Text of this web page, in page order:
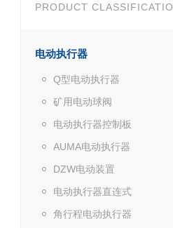
PRODUCT
电动执行器
Q型电动执行器
矿用电动球阀
电动执行器控制板
AUMA电动执行器
DZW电动装置
电动执行器直连式
角行程电动执行器